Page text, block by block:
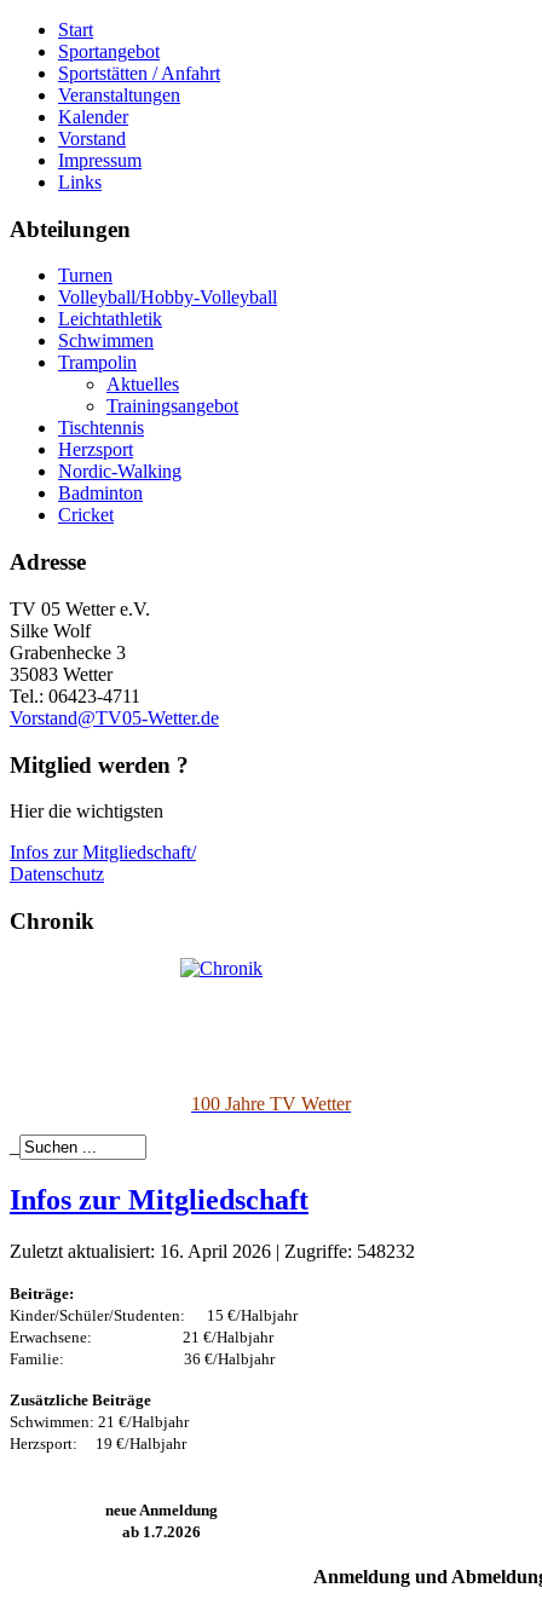
Start
Sportangebot
Sportstätten / Anfahrt
Veranstaltungen
Kalender
Vorstand
Impressum
Links
Abteilungen
Turnen
Volleyball/Hobby-Volleyball
Leichtathletik
Schwimmen
Trampolin
Aktuelles
Trainingsangebot
Tischtennis
Herzsport
Nordic-Walking
Badminton
Cricket
Adresse
TV 05 Wetter e.V.
Silke Wolf
Grabenhecke 3
35083 Wetter
Tel.: 06423-4711
Vorstand@TV05-Wetter.de
Mitglied werden ?
Hier die wichtigsten
Infos zur Mitgliedschaft/
Datenschutz
Chronik
100 Jahre TV Wetter
Infos zur Mitgliedschaft
Zuletzt aktualisiert: 16. April 2026 | Zugriffe: 548232
Beiträge:
Kinder/Schüler/Studenten: 15 €/Halbjahr
Erwachsene: 21 €/Halbjahr
Familie: 36 €/Halbjahr
Zusätzliche Beiträge
Schwimmen: 21 €/Halbjahr
Herzsport: 19 €/Halbjahr
neue Anmeldung
ab 1.7.2026
Anmeldung und